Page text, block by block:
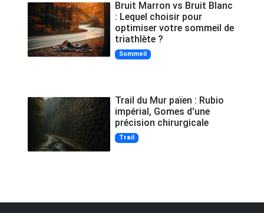
Bruit Marron vs Bruit Blanc
: Lequel choisir pour
optimiser votre sommeil de
triathlète ?
Sommeil
Trail du Mur païen : Rubio
impérial, Gomes d'une
précision chirurgicale
Trail